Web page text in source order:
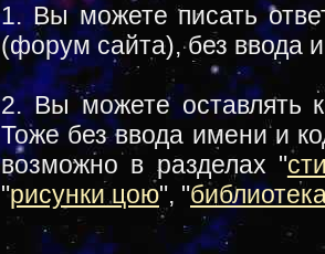
1. Вы можете писать
(форум сайта), без ввода
2. Вы можете оставлять
Тоже без ввода имени и
возможно в разделах "
"рисунки цою", "